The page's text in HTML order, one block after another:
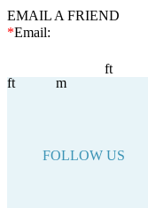
EMAIL A FRIEND
*Email:
ft m
ft
FOLLOW US